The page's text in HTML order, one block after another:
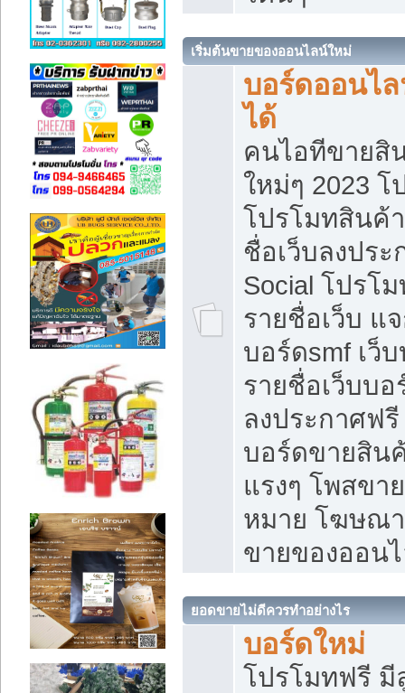
เริ่มต้นขายของออนไลน์ใหม่
บอร์ดออนไ
ได้
คนไอทีขายสิ
ใหม่ๆ 2023
โปรโมทสินค้
ชื่อเว็บลงปร
Social โปรโ
รายชื่อเว็บ แ
บอร์ดsmf เว็
รายชื่อเว็บบ
ลงประกาศฟรี
บอร์ดขายสิน
แรงๆ โพสขา
หมาย โฆษณ
ขายของออน
ยอดขายไม่ดีควรทำอย่างไร
บอร์ดใหม่
โปรโมทฟรี มี